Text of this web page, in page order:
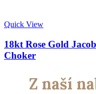
Quick View
18kt Rose Gold
Choker
Z naší